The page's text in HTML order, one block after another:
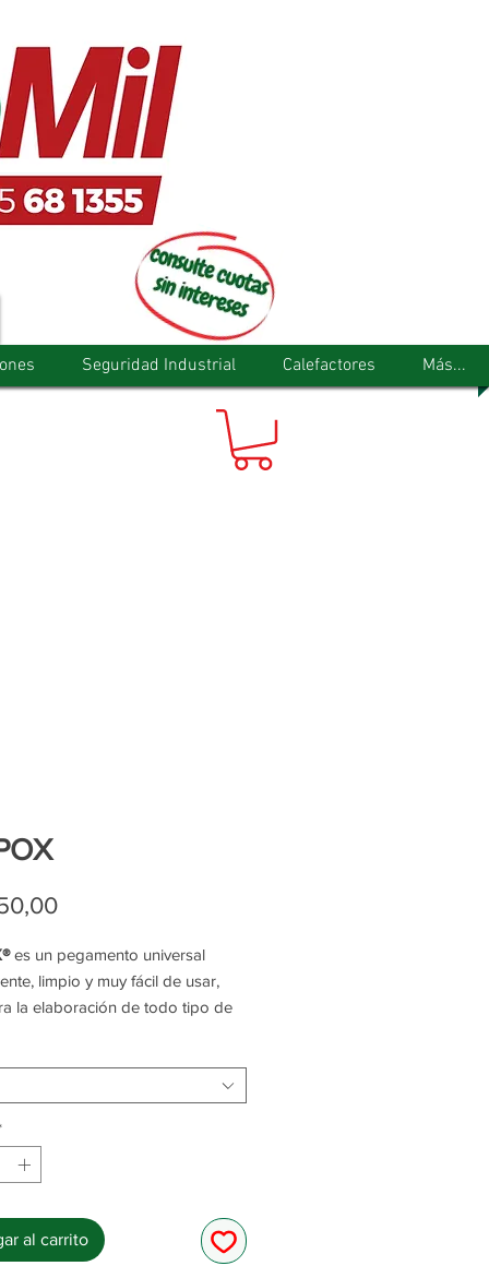
Seguridad Industrial Calefactores Más...
Precio
es un pegamento universal
limpio y muy fácil de usar,
la elaboración de todo tipo de
prácticamente todo tipo de
incluyendo Telgopor®*.
en estuche de 25 ml y en
al carrito